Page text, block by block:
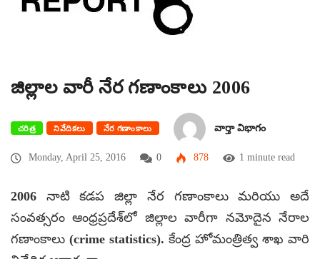
జిల్లాల వారీ నేర గణాంకాలు 2006
చరిత్ర నివేదికలు నేర గణాంకాలు వార్తా విభాగం
Monday, April 25, 2016 0 878 1 minute read
2006 నాటి కడప జిల్లా నేర గణాంకాలు మరియు అదే
సంవత్సరం ఆంధ్రప్రదేశ్‌లో జిల్లాల వారీగా నమోదైన నేరాల
గణాంకాలు (crime statistics). కేంద్ర హోమంత్రిత్వ శాఖ వారి